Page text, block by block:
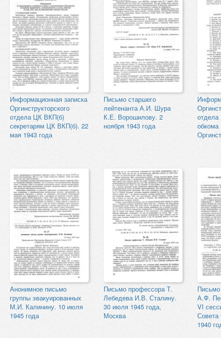
Информационная записка
Оргинструкторского
отдела ЦК ВКП(б)
секретарям ЦК ВКП(б). 22
мая 1943 года
Письмо старшего
лейтенанта А.И. Шура
К.Е. Ворошилову. 2
ноября 1943 года
отдела
Анонимное письмо
группы эвакуированных
М.И. Калинину. 10 июля
1945 года
Письмо профессора Т.
Лебедева И.В. Сталину.
30 июля 1945 года,
Москва
А.Ф.
VI
1940